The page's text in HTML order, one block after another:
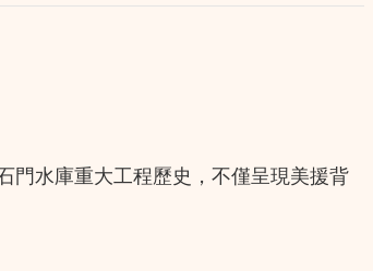
門水庫重大工程歷史，不僅呈現美援背